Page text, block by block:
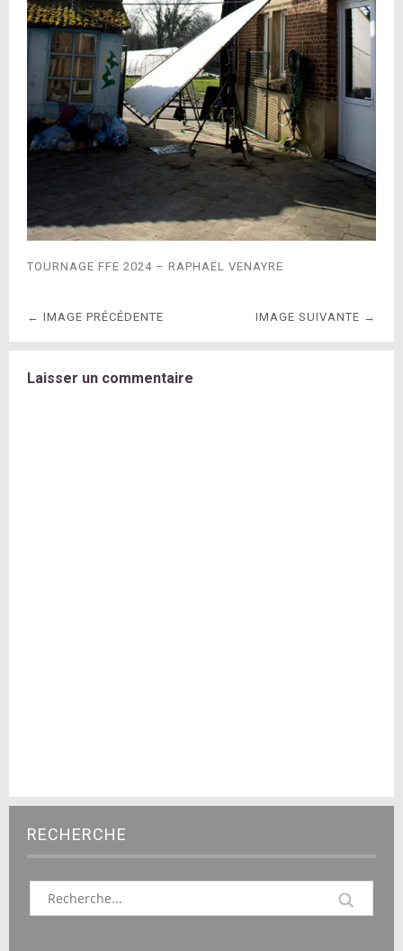
TOURNAGE FFE 2024 – RAPHAËL VENAYRE
← IMAGE PRÉCÉDENTE IMAGE SUIVANTE →
Laisser un commentaire
RECHERCHE